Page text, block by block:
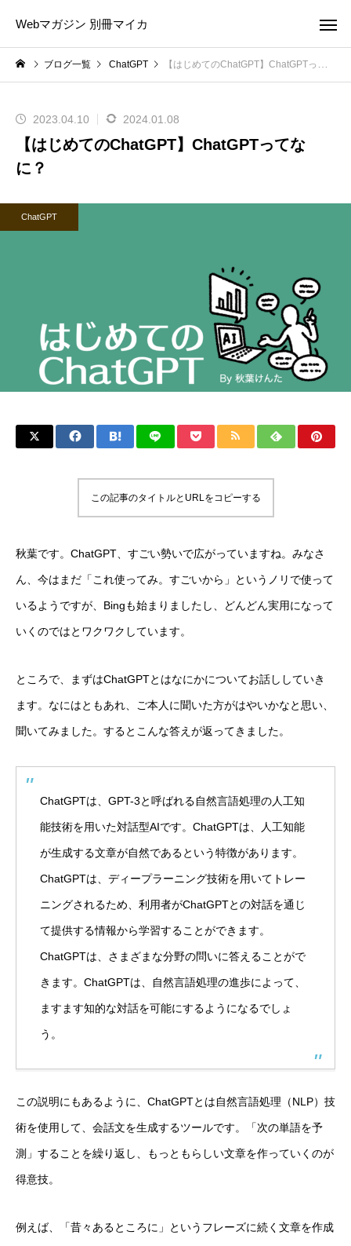
Webマガジン 別冊マイカ
ブログ一覧 ChatGPT 【はじめてのChatGPT】ChatGPTってなに？
2023.04.10 2024.01.08
【はじめてのChatGPT】ChatGPTってな
に？
ChatGPT
この記事のタイトルとURLをコピーする
秋葉です。ChatGPT、すごい勢いで広がっていますね。みなさ
ん、今はまだ「これ使ってみ。すごいから」というノリで使って
いるようですが、Bingも始まりましたし、どんどん実用になって
いくのではとワクワクしています。
ところで、まずはChatGPTとはなにかについてお話ししていき
ます。なにはともあれ、ご本人に聞いた方がはやいかなと思い、
聞いてみました。するとこんな答えが返ってきました。
ChatGPTは、GPT-3と呼ばれる自然言語処理の人工知
能技術を用いた対話型AIです。ChatGPTは、人工知能
が生成する文章が自然であるという特徴があります。
ChatGPTは、ディープラーニング技術を用いてトレー
ニングされるため、利用者がChatGPTとの対話を通じ
て提供する情報から学習することができます。
ChatGPTは、さまざまな分野の問いに答えることがで
きます。ChatGPTは、自然言語処理の進歩によって、
ますます知的な対話を可能にするようになるでしょ
う。
この説明にもあるように、ChatGPTとは自然言語処理（NLP）技
術を使用して、会話文を生成するツールです。「次の単語を予
測」することを繰り返し、もっともらしい文章を作っていくのが
得意技。
例えば、「昔々あるところに」というフレーズに続く文章を作成